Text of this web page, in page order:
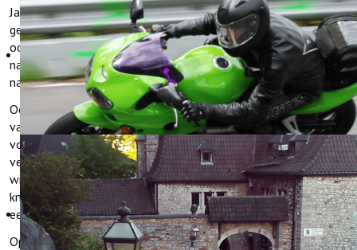
Jaarlijks bezoeken vele duizenden toeristen de Eifelregio om te
genieten van de natuur. Vooral bij wandelaars en fietsers, maar
ook bij motorrijders is het gebied erg populair. Naast het
natuurschoon geniet deze laatste categorie bezoekers met
name van de vele haarspeldbochten in het gebied.
Ook in de winter is het hotel een bezoek waard. Op ca 500 meter
van het hotel start een langlauf loipe die u door het woud
voert. Naast langlaufen kunt u hier ook skiën en rodelen. Even
verderop in Udenbreth (ca. 2 km) ligt het grotere
wintersportgebied Skiarena Weißer Stein. Dit skigebied telt 10
km aan langlauf loipen en heeft een sleeplift voor skiërs en ook
een rodellift.
Op de interactieve kaart hieronder kun je zelf de omgeving